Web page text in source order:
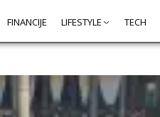
FINANCIJE LIFESTYLE TECH